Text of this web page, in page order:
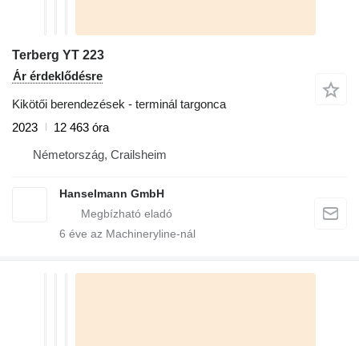
Terberg YT 223
Ár érdeklődésre
Kikötői berendezések - terminál targonca
2023
12 463 óra
Németország, Crailsheim
Hanselmann GmbH
6 éve az Machineryline-nál